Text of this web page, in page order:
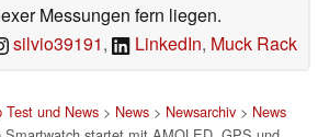
Messungen fern liegen.
silvio39191, LinkedIn, Muck Rack
Test und News> News> Newsarchiv> News